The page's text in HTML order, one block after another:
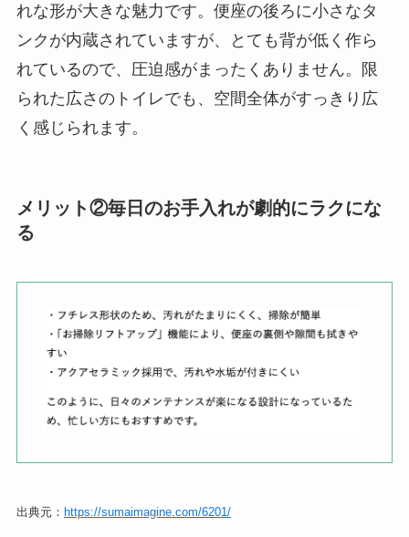
れな形が大きな魅力です。便座の後ろに小さなタ
ンクが内蔵されていますが、とても背が低く作ら
れているので、圧迫感がまったくありません。限
られた広さのトイレでも、空間全体がすっきり広
く感じられます。
メリット②毎日のお手入れが劇的にラクにな
る
出典元： https://sumaimagine.com/6201/